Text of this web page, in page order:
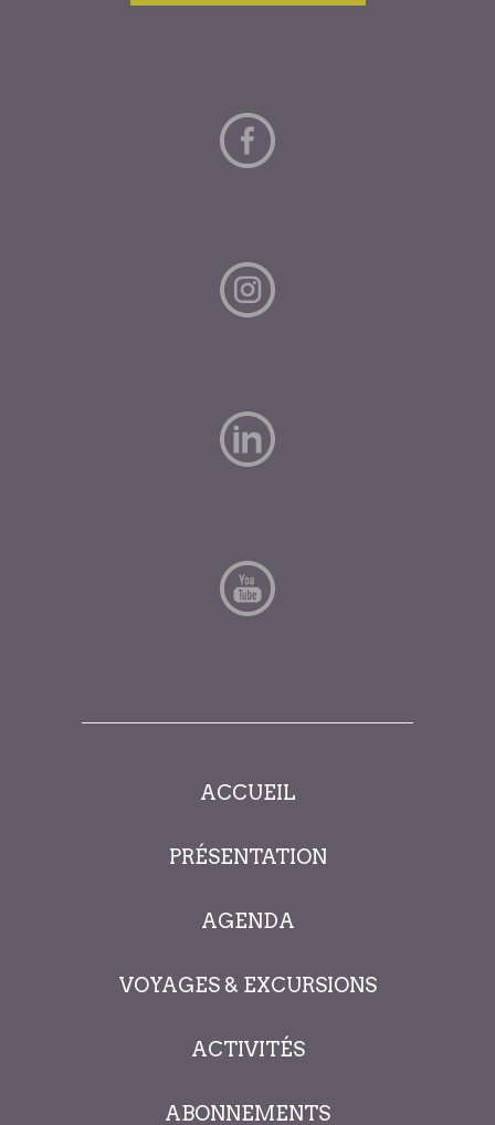
ACCUEIL
PRÉSENTATION
AGENDA
VOYAGES & EXCURSIONS
ACTIVITÉS
ABONNEMENTS